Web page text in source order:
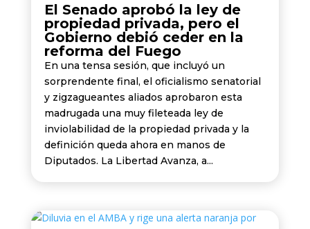
El Senado aprobó la ley de
propiedad privada, pero el
Gobierno debió ceder en la
reforma del Fuego
En una tensa sesión, que incluyó un
sorprendente final, el oficialismo senatorial
y zigzagueantes aliados aprobaron esta
madrugada una muy fileteada ley de
inviolabilidad de la propiedad privada y la
definición queda ahora en manos de
Diputados. La Libertad Avanza, a...